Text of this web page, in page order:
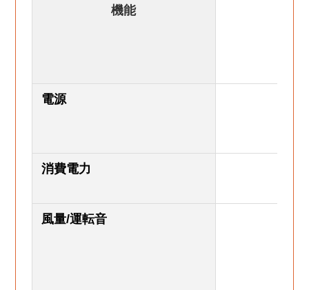
機能
電源
消費電力
風量/運転音